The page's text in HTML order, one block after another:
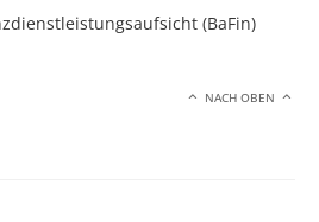
(BaFin)
NACH OBEN